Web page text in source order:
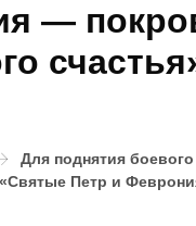
—
Для поднятия
Петр и